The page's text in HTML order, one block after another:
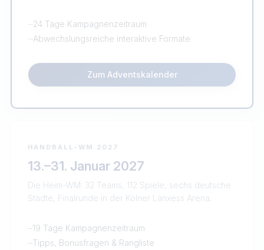
–24 Tage Kampagnenzeitraum
–Abwechslungsreiche interaktive Formate
Zum Adventskalender
HANDBALL-WM 2027
13.–31. Januar 2027
Die Heim-WM: 32 Teams, 112 Spiele, sechs deutsche
Städte, Finalrunde in der Kölner Lanxess Arena.
–19 Tage Kampagnenzeitraum
–Tipps, Bonusfragen & Rangliste